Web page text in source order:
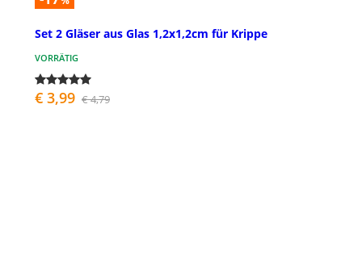
Set 2 Gläser aus Glas 1,2x1,2cm für Krippe
VORRÄTIG
€ 3,99 € 4,79